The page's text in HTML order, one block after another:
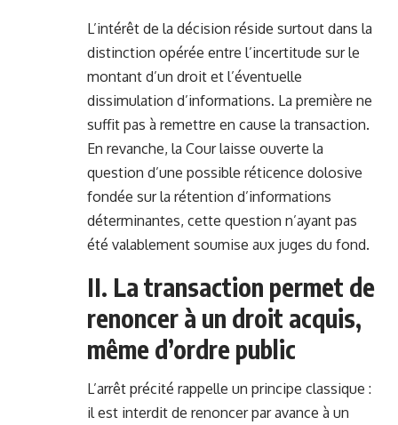
L’intérêt de la décision réside surtout dans la
distinction opérée entre l’incertitude sur le
montant d’un droit et l’éventuelle
dissimulation d’informations. La première ne
suffit pas à remettre en cause la transaction.
En revanche, la Cour laisse ouverte la
question d’une possible réticence dolosive
fondée sur la rétention d’informations
déterminantes, cette question n’ayant pas
été valablement soumise aux juges du fond.
II. La transaction permet de
renoncer à un droit acquis,
même d’ordre public
L’arrêt précité rappelle un principe classique :
il est interdit de renoncer par avance à un